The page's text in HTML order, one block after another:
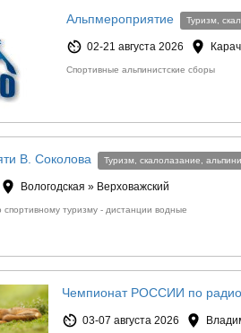
Альпмероприятие Туризм,
02-21 августа 2026
Спортивные альпинистские сборы
В. Соколова Туризм, скалолазание,
Вологодская » Верховажский
туризму - дистанции водные
Чемпионат РОССИИ по
03-07 августа 2026